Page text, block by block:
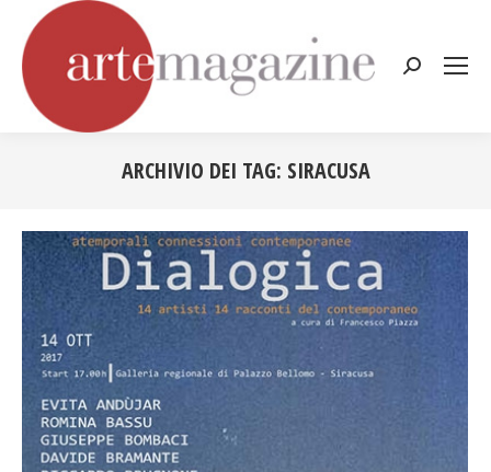
Cerca:
ARCHIVIO DEI TAG: SIRACUSA